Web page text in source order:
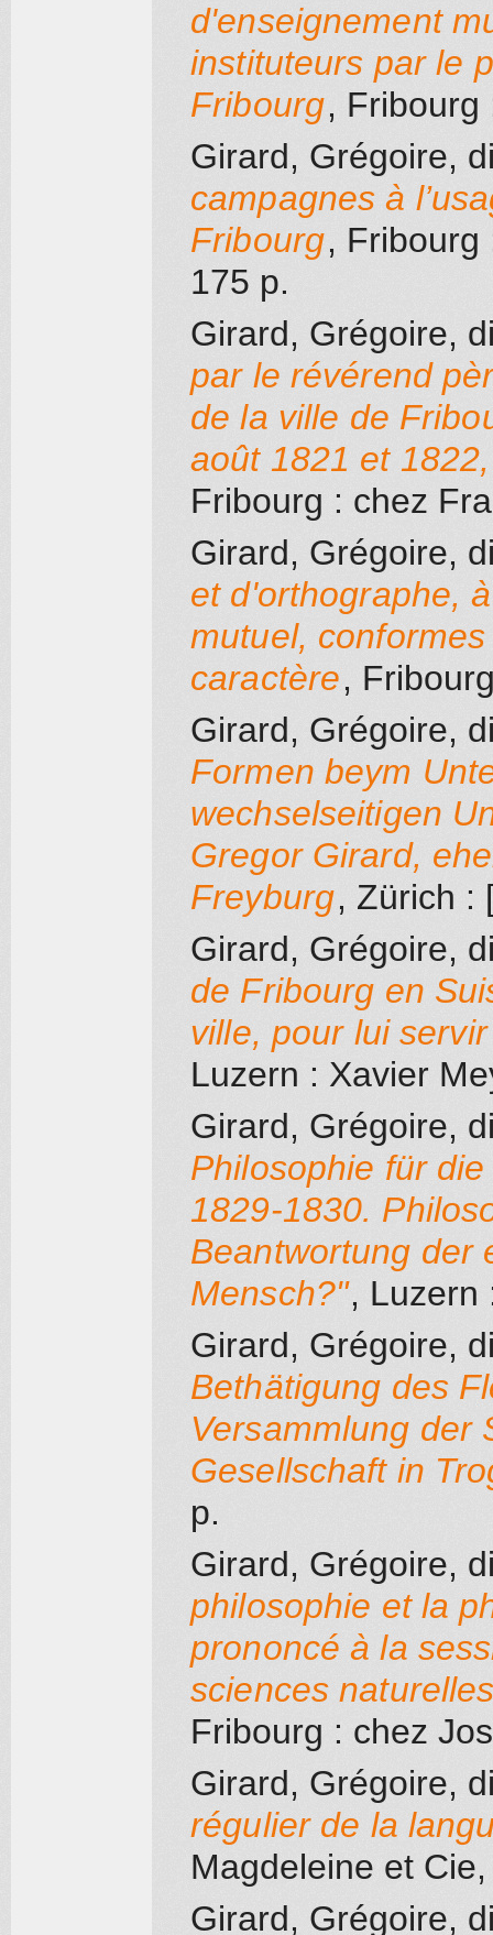
d'enseignement
instituteurs par le
Fribourg, Fribourg
Girard, Grégoire,
campagnes à
Fribourg, Fribourg
175 p.
Girard, Grégoire,
par le révérend
de la ville de
août 1821 et
Fribourg : chez
Girard, Grégoire,
et d'orthographe,
mutuel,
caractère,
Girard, Grégoire,
Formen beym
wechselseitigen
Gregor Girard,
Freyburg, Zürich :
Girard, Grégoire,
de Fribourg en
ville, pour lui
Luzern : Xavier
Girard, Grégoire,
Philosophie für
1829-1830.
Beantwortung der
Mensch?", Luzern
Girard, Grégoire,
Bethätigung des
Versammlung der
Gesellschaft in
p.
Girard, Grégoire,
philosophie et la
prononcé à la
sciences
Fribourg : chez
Girard, Grégoire,
régulier de la
Magdeleine et Cie
Girard, Grégoire,